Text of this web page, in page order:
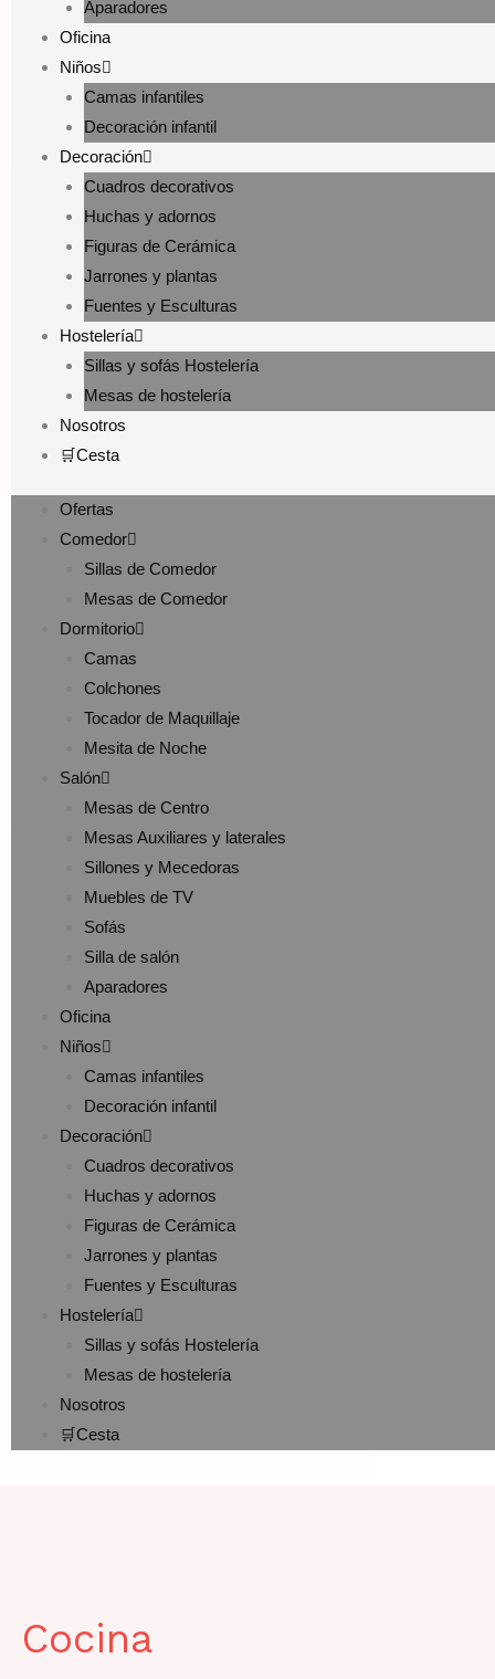
Aparadores
Oficina
Niños
Camas infantiles
Decoración infantil
Decoración
Cuadros decorativos
Huchas y adornos
Figuras de Cerámica
Jarrones y plantas
Fuentes y Esculturas
Hostelería
Sillas y sofás Hostelería
Mesas de hostelería
Nosotros
🛒Cesta
Ofertas
Comedor
Sillas de Comedor
Mesas de Comedor
Dormitorio
Camas
Colchones
Tocador de Maquillaje
Mesita de Noche
Salón
Mesas de Centro
Mesas Auxiliares y laterales
Sillones y Mecedoras
Muebles de TV
Sofás
Silla de salón
Aparadores
Oficina
Niños
Camas infantiles
Decoración infantil
Decoración
Cuadros decorativos
Huchas y adornos
Figuras de Cerámica
Jarrones y plantas
Fuentes y Esculturas
Hostelería
Sillas y sofás Hostelería
Mesas de hostelería
Nosotros
🛒Cesta
Cocina